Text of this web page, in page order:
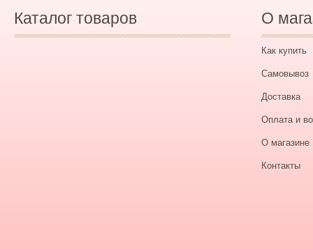
Каталог товаров О
Как купить
Самовывоз
Доставка
Оплата и
О магазине
Контакты